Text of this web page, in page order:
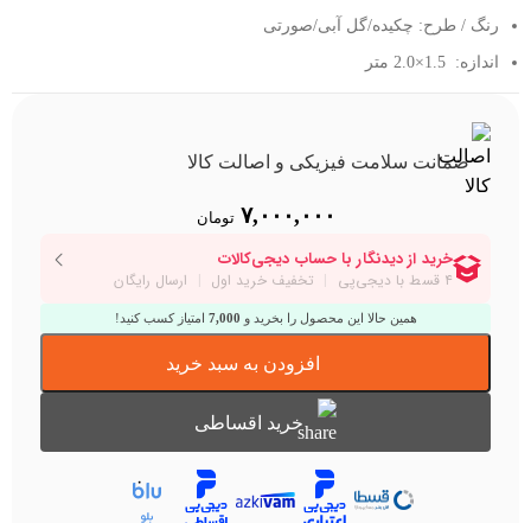
رنگ / طرح: چکیده/گل آبی/صورتی
اندازه: 1.5×2.0 متر
ضمانت سلامت فیزیکی و اصالت کالا
۷,۰۰۰,۰۰۰ تومان
همین حالا این محصول را بخرید و 7,000 امتیاز کسب کنید!
افزودن به سبد خرید
خرید اقساطی